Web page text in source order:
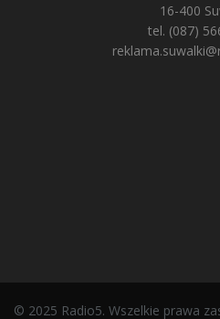
16-400
tel. (087)
© 2025 Radio5. Wszelkie prawa